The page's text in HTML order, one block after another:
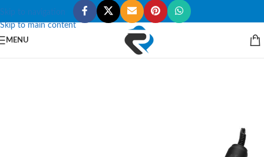
Skip to navigation
Skip to main content
MENU